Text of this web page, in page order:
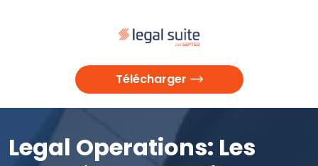
Legal Operations: Les
Baseline
Télécharger
Baseline
Télécharger
Baseline
Télécharger
Télécharger